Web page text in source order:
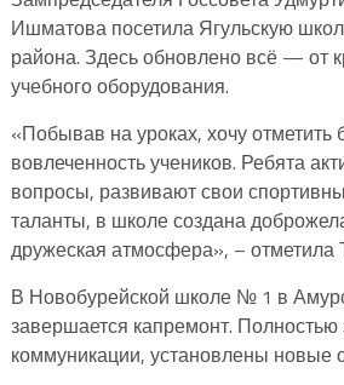
Ишматова посетила Ягульскую
района. Здесь обновлено всё — от
учебного оборудования.
«Побывав на уроках, хочу
вовлеченность учеников. Ребята
вопросы, развивают свои
таланты, в школе создана
дружеская атмосфера», –
В Новобурейской школе № 1 в
завершается капремонт.
коммуникации, установлены новые